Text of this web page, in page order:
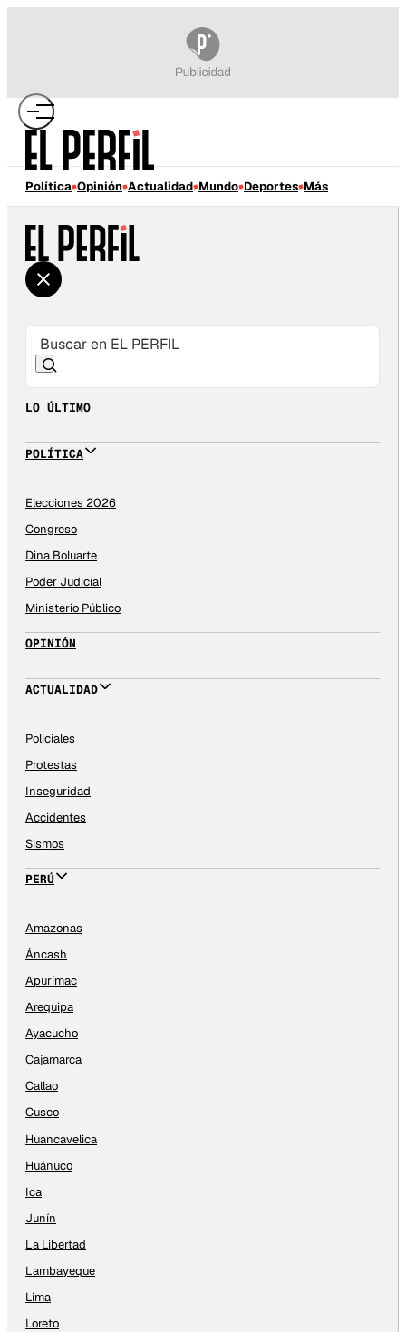
Política Opinión Actualidad Mundo Deportes Más
LO ÚLTIMO
POLÍTICA
Elecciones 2026
Congreso
Dina Boluarte
Poder Judicial
Ministerio Público
OPINIÓN
ACTUALIDAD
Policiales
Protestas
Inseguridad
Accidentes
Sismos
PERÚ
Amazonas
Áncash
Apurímac
Arequipa
Ayacucho
Cajamarca
Callao
Cusco
Huancavelica
Huánuco
Ica
Junín
La Libertad
Lambayeque
Lima
Loreto